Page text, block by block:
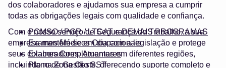
dos colaboradores e ajudamos sua empresa a cumprir
todas as obrigações legais com qualidade e confiança.
PCMSO / PGR / LTCAT e DEMAIS PROGRAMAS
Exames Médicos Ocupacionais
Exames Complementares
Plano de Gestão SST
Com o nosso serviço de Segurança do Trabalho, a sua
empresa mantém-se em dia com a legislação e protege
seus colaboradores. Atuamos em diferentes regiões,
incluindo na Zona Oeste, oferecendo suporte completo e